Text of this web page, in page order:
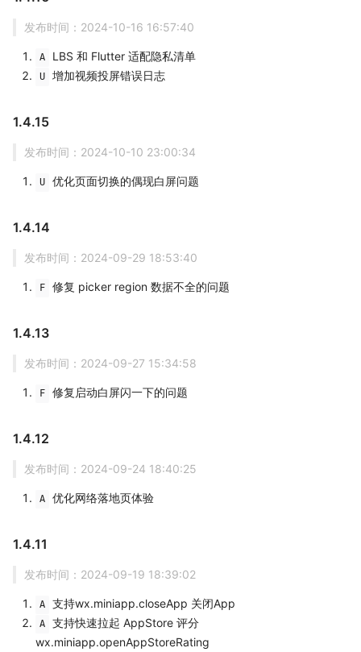
发布时间：2024-10-16 16:57:40
A LBS 和 Flutter 适配隐私清单
U 增加视频投屏错误日志
1.4.15
发布时间：2024-10-10 23:00:34
U 优化页面切换的偶现白屏问题
1.4.14
发布时间：2024-09-29 18:53:40
F 修复 picker region 数据不全的问题
1.4.13
发布时间：2024-09-27 15:34:58
F 修复启动白屏闪一下的问题
1.4.12
发布时间：2024-09-24 18:40:25
A 优化网络落地页体验
1.4.11
发布时间：2024-09-19 18:39:02
A 支持wx.miniapp.closeApp 关闭App
A
支持快速拉起 AppStore 评分
wx.miniapp.openAppStoreRating